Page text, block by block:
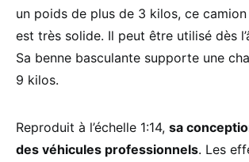
un poids de plus de 3 kilos, ce
est très solide. Il peut être utilisé dès
Sa benne basculante supporte une
9 kilos.
Reproduit à l’échelle 1:14, sa
des véhicules professionnels. Les